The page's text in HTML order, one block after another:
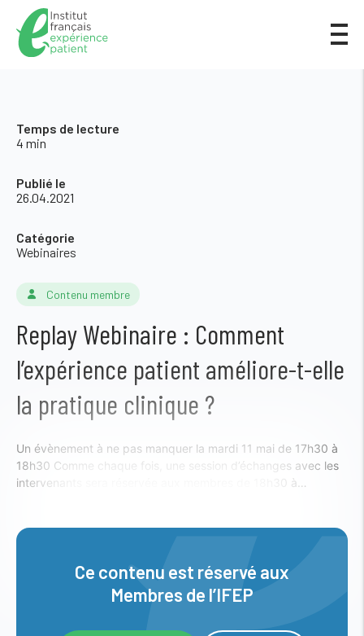
Temps de lecture
4 min
Publié le
26.04.2021
Catégorie
Webinaires
Contenu membre
Replay Webinaire : Comment
l’expérience patient améliore-t-elle
la pratique clinique ?
Un évènement à ne pas manquer la mardi 11 mai de 17h30 à
18h30 Comme chaque fois, une session d’échanges avec les
intervenants sera réservée aux membres de 18h30 à…
Ce contenu est réservé aux
Membres de l’IFEP